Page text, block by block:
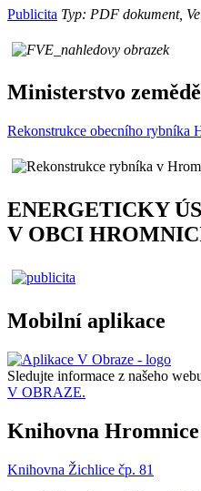
Publicita Typ: PDF dokument,
Ministerstvo
Rekonstrukce obecního rybníka
ENERGETICKY
V OBCI
Mobilní aplikace
Sledujte informace z našeho
V OBRAZE.
Knihovna Hromnice
Knihovna Žichlice čp. 81